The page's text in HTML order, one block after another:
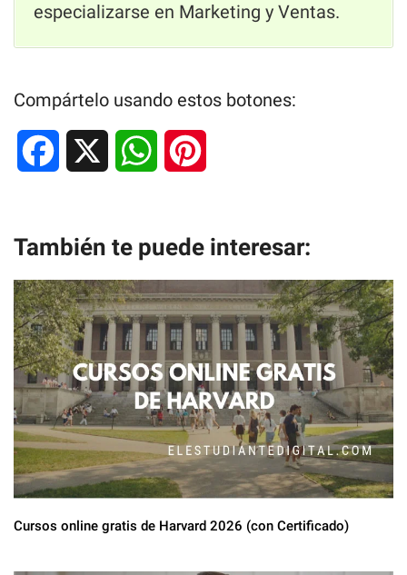
especializarse en Marketing y Ventas.
Compártelo usando estos botones:
c
e
b
o
k
W
t
s
A
p
p
n
t
e
r
e
s
También te puede interesar:
Cursos online gratis de Harvard 2026 (con Certificado)